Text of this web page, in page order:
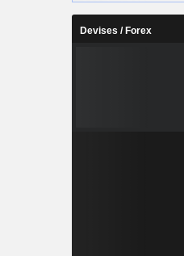
Devises / Forex